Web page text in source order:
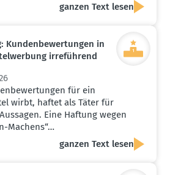
ganzen Text lesen
Kunden­be­wer­tungen in
irreführend
für ein
wirbt, haftet als Täter für
Eine Haftung wegen
Machens“…
ganzen Text lesen